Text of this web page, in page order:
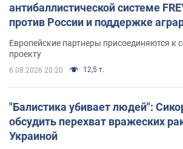
антибаллистической системе
против России и поддержке
Европейские партнеры присоединяются к
проекту
6.08.2026 20:20 12,5 т.
"Балистика убивает людей":
обсудить перехват вражеских
Украиной